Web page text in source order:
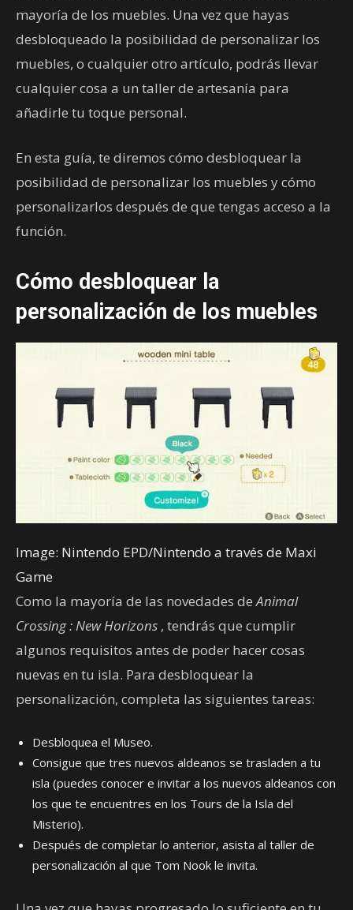
mayoría de los muebles. Una vez que hayas
desbloqueado la posibilidad de personalizar los
muebles, o cualquier otro artículo, podrás llevar
cualquier cosa a un taller de artesanía para
añadirle tu toque personal.
En esta guía, te diremos cómo desbloquear la
posibilidad de personalizar los muebles y cómo
personalizarlos después de que tengas acceso a la
función.
Cómo desbloquear la
personalización de los muebles
Image: Nintendo EPD/Nintendo a través de Maxi
Game
Como la mayoría de las novedades deAnimal
Crossing: New Horizons , tendrás que cumplir
algunos requisitos antes de poder hacer cosas
nuevas en tu isla. Para desbloquear la
personalización, completa las siguientes tareas:
Desbloquea el Museo.
Consigue que tres nuevos aldeanos se trasladen a tu
isla (puedes conocer e invitar a los nuevos aldeanos con
los que te encuentres en los Tours de la Isla del
Misterio).
Después de completar lo anterior, asista al taller de
personalización al que Tom Nook le invita.